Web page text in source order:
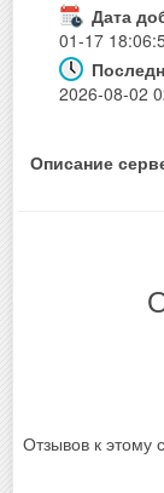
Дата
01-17
2026-08-02
Описание
Отзывов к этому